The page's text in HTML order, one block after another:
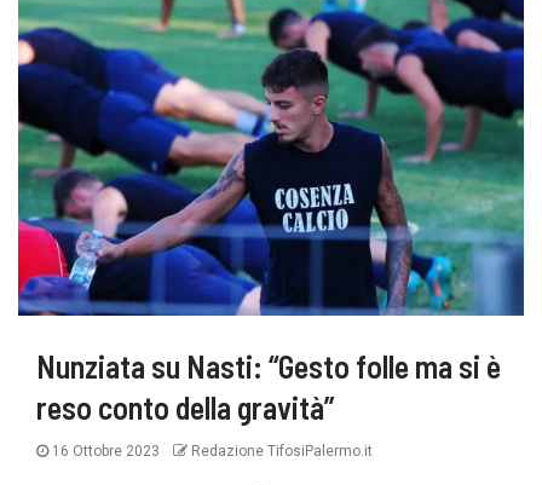
Nunziata su Nasti: “Gesto folle ma si è
reso conto della gravità”
16 Ottobre 2023 Redazione TifosiPalermo.it